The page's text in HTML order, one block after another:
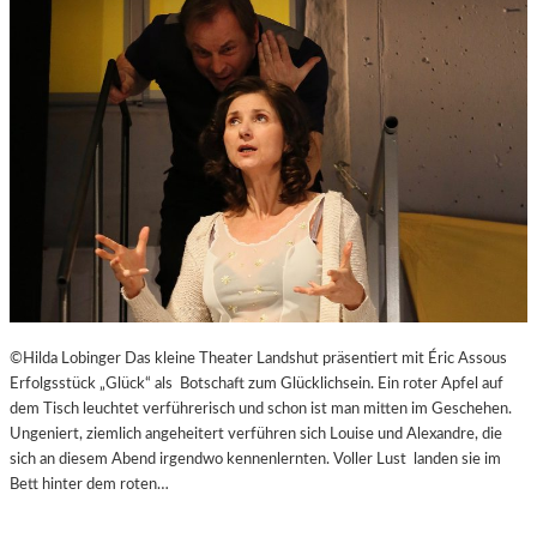
U
B
I
U
M
I
-
A
G
N
T
E
N
–
J
A
G
D
U
M
D
©Hilda Lobinger Das kleine Theater Landshut präsentiert mit Éric Assous
Erfolgsstück „Glück“ als Botschaft zum Glücklichsein. Ein roter Apfel auf
dem Tisch leuchtet verführerisch und schon ist man mitten im Geschehen.
Ungeniert, ziemlich angeheitert verführen sich Louise und Alexandre, die
sich an diesem Abend irgendwo kennenlernten. Voller Lust landen sie im
Bett hinter dem roten…